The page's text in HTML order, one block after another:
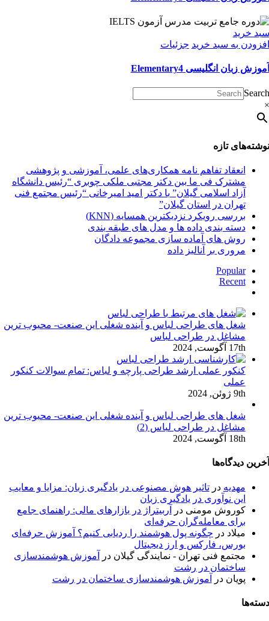
سبد خرید
افزودن به سبد خرید جزئیات
آموزش زبان انگلیسی Elementary4
Search
×
نوشته‌های تازه
انعقاد تفاهم نامه همکاری‌های علمی، آموزشی و پژوهشی
مشترک فی ما بین دکتر مجتبی ملکی چوبری “رئیس دانشگاه
آزاد اسلامی گیلان” با دکتر امید امیرخانی “رئیس مجتمع فنی
تهران در استان گیلان”
بررسی رویکرد نزدیکترین همسایه (KNN)
دسته‌ بندی داده‌ ها و مدل‌ های طبقه‌ بندی
روش های آماده سازی مجموعه دادگان
مروری بر آنالیز داده
Popular
Recent
شغل های طراحی لباس و آینده شغلی این صنعت- محبوب ترین
مشاغل در طراحی لباس
17th آگوست, 2024
کنکور عملی ارشد طراحی پارچه و لباس: تمام سوالات کنکور
عملی
9th ژوئن, 2024
شغل های طراحی لباس و آینده شغلی این صنعت- محبوب ترین
مشاغل در طراحی لباس (2)
18th آگوست, 2024
آخرین دیدگاه‌ها
مهدیه درتاثیر هوش مصنوعی در یادگیری زبان: مزایا و معایب
این نوآوری در یادگیری زبان
کوروش مومنی در
آربیتراژ در بازارهای مالی: راهنمای جامع
برای معامله‌گران حرفه‌ای
میلاد در چگونه پول هوشمند را ردیابی کنیم؟ آموزش حرفه‌ای
بورس، فارکس و ارز دیجیتال
مجتمع فنی تهران - نمایندگی گیلان در
آموزش هوشمندسازی
ساختمان در رشت
پویان در آموزش هوشمندسازی ساختمان در رشت
دسته‌ها